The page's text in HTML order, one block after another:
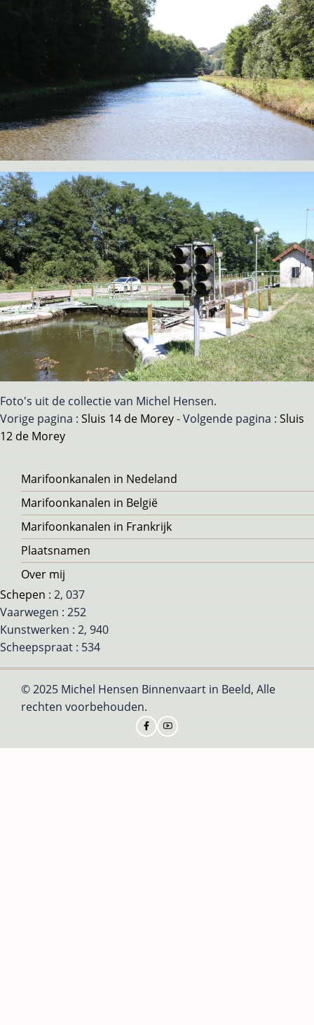
Foto's uit de collectie van Michel Hensen.
Vorige pagina : Sluis 14 de Morey- Volgende pagina : Sluis
12 de Morey
Voet
Marifoonkanalen in Nedeland
Marifoonkanalen in België
Marifoonkanalen in Frankrijk
Plaatsnamen
Over mij
Schepen : 2, 037
Vaarwegen : 252
Kunstwerken : 2, 940
Scheepspraat : 534
© 2025 Michel Hensen Binnenvaart in Beeld, Alle
rechten voorbehouden.